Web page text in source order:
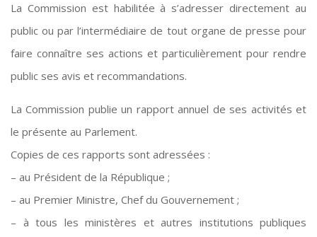
La Commission est habilitée à s’adresser directement au
public ou par l’intermédiaire de tout organe de presse pour
faire connaître ses actions et particulièrement pour rendre
public ses avis et recommandations.
La Commission publie un rapport annuel de ses activités et
le présente au Parlement.
Copies de ces rapports sont adressées :
– au Président de la République ;
– au Premier Ministre, Chef du Gouvernement ;
– à tous les ministères et autres institutions publiques